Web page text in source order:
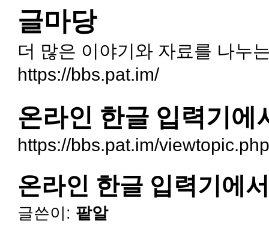
글마당
더 많은 이야기와 자료를 나누
https://bbs.pat.im/
온라인 한글 입력기에
https://bbs.pat.im/
온라인 한글 입력기에
글쓴이: 팥알